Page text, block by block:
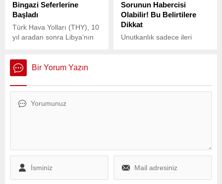
Bingazi Seferlerine
Başladı
Türk Hava Yolları (THY), 10
yıl aradan sonra Libya’nın
Sorunun Habercisi
Olabilir! Bu Belirtilere
Dikkat
Unutkanlık sadece ileri
olabiliyor.
Bir Yorum Yazın